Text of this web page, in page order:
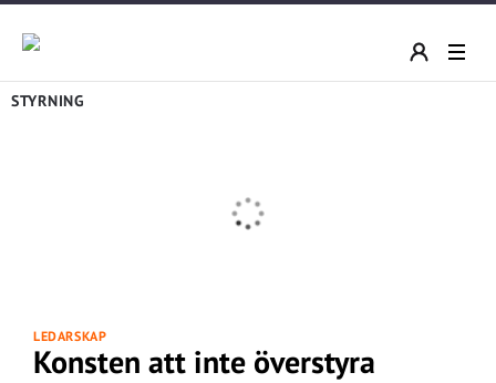
STYRNING
LEDARSKAP
Konsten att inte överstyra